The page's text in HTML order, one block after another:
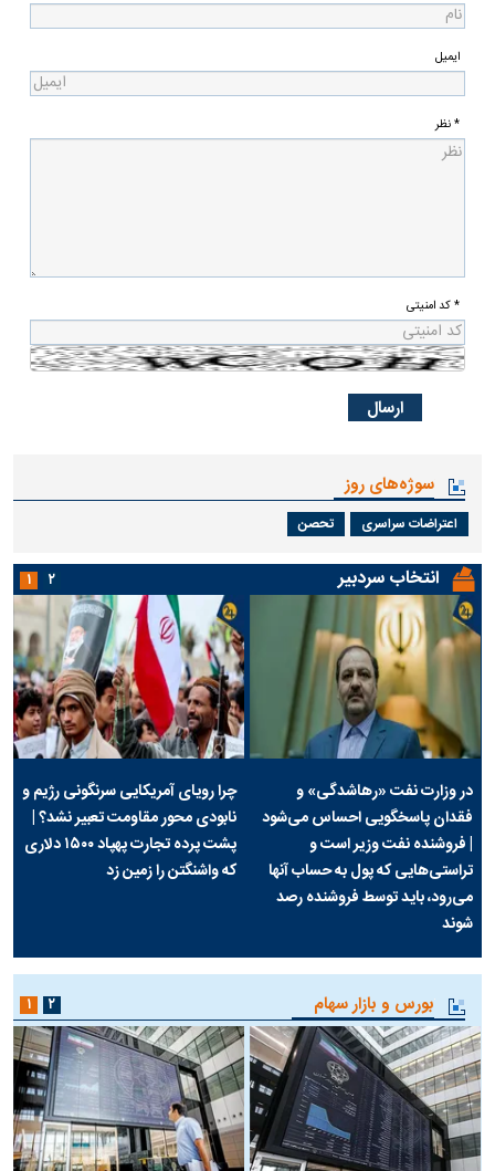
ایمیل
* نظر
* کد امنیتی
سوژه‌های روز
اعتراضات سراسری تحصن
انتخاب سردبیر
در وزارت نفت «رهاشدگی» و
فقدان پاسخگویی احساس می‌شود
| فروشنده نفت وزیر است و
تراستی‌هایی که پول به حساب آنها
می‌رود، باید توسط فروشنده رصد
شوند
چرا رویای آمریکایی سرنگونی رژیم و
نابودی محور مقاومت تعبیر نشد؟ |
پشت پرده تجارت پهپاد‌ ۱۵۰۰ دلاری
که واشنگتن را زمین زد
۱ ۲
بورس و بازار سهام ۱ ۲